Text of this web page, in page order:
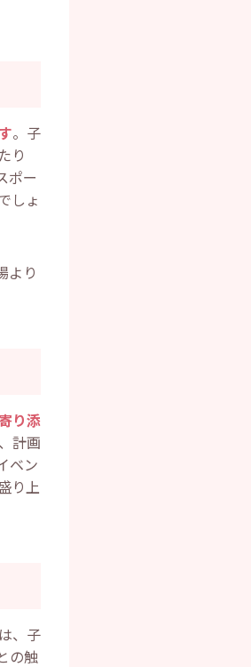
。子
り
ポー
しょ
より
り添
計画
ベン
り上
、子
の触